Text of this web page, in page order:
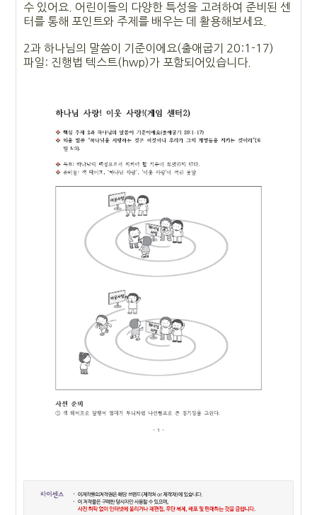
수 있어요. 어린이들의 다양한 특성을 고려하여 준비된 센
터를 통해 포인트와 주제를 배우는 데 활용해보세요.
2과 하나님의 말씀이 기준이에요(출애굽기 20:1-17)
파일: 진행법 텍스트(hwp)가 포함되어있습니다.